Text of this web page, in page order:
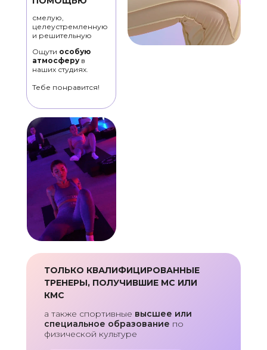
смелую,
целеустремленную
и решительную
Ощути особую
атмосферув
наших студиях.
Тебе понравится!
а также спортивные высшее или
специальное образование по
физической культуре
ТОЛЬКО КВАЛИФИЦИРОВАННЫЕ
ТРЕНЕРЫ, ПОЛУЧИВШИЕ МС ИЛИ
КМС
Смотреть студию